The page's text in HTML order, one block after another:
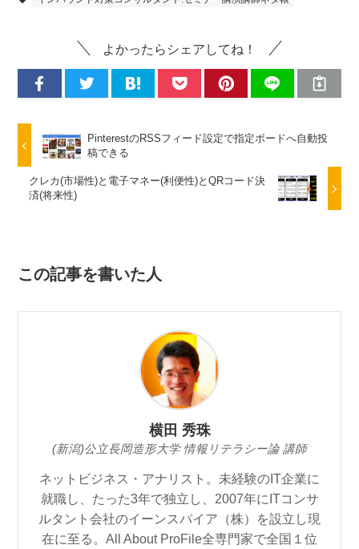
よかったらシェアしてね！
PinterestのRSSフィード設定で指定ボードへ自動投
稿できる
クレカ(市場性)と電子マネー(利便性)とQRコード決
済(将来性)
この記事を書いた人
横田 秀珠
(新潟)公立長岡造形大学 情報リテラシー論 講師
ネットビジネス・アナリスト。未経験のIT企業に
就職し、たった3年で独立し、2007年にITコンサ
ルタント会社のイーンスパイア（株）を設立し現
在に至る。All About ProFile全専門家で全国１位